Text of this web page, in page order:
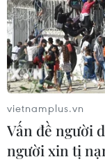
vietnamplus.vn
Vấn đề người
người xin tị